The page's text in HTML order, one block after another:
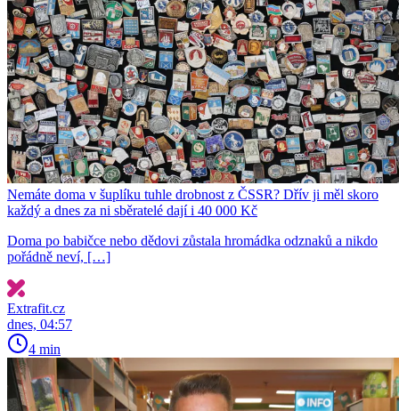
Nemáte doma v šuplíku tuhle drobnost z ČSSR? Dřív ji měl skoro
každý a dnes za ni sběratelé dají i 40 000 Kč
Doma po babičce nebo dědovi zůstala hromádka odznaků a nikdo
pořádně neví, […]
Extrafit.cz
dnes, 04:57
4 min